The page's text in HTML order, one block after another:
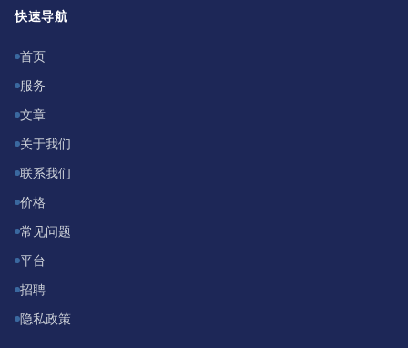
快速导航
首页
服务
文章
关于我们
联系我们
价格
常见问题
平台
招聘
隐私政策